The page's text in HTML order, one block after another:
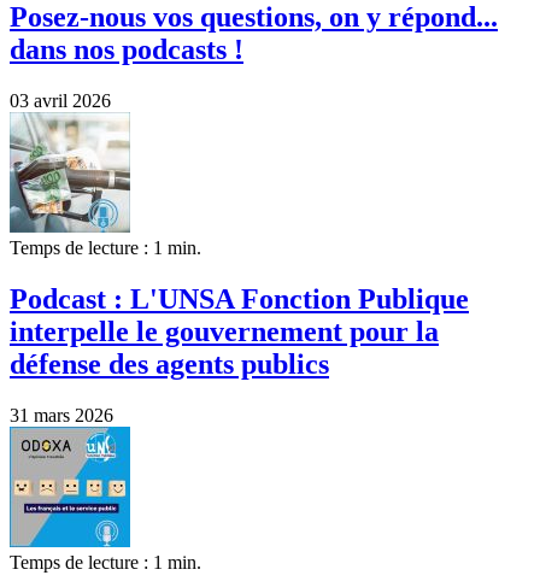
Posez-nous vos questions, on y répond...
dans nos podcasts !
03 avril 2026
Temps de lecture : 1 min.
Podcast : L'UNSA Fonction Publique
interpelle le gouvernement pour la
défense des agents publics
31 mars 2026
Temps de lecture : 1 min.